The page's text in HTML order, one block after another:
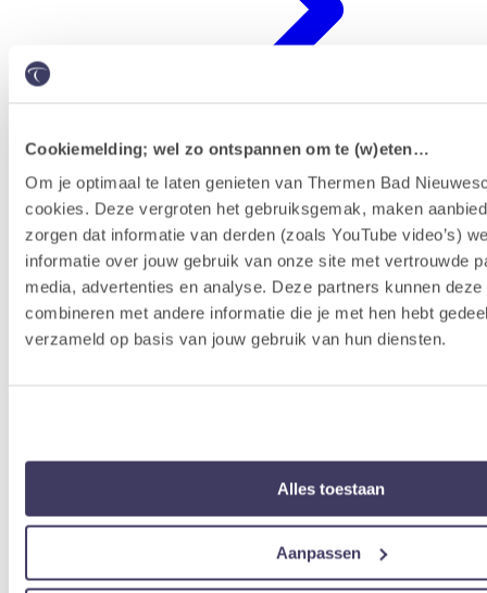
Cookiemelding; wel zo ontspannen om te (w)eten…
Om je optimaal te laten genieten van Thermen Bad
cookies. Deze vergroten het gebruiksgemak, maken
zorgen dat informatie van derden (zoals YouTube video’s)
informatie over jouw gebruik van onze site met vertrouwde
media, advertenties en analyse. Deze partners kunnen deze
combineren met andere informatie die je met hen hebt
verzameld op basis van jouw gebruik van hun diensten.
Alles toestaan
Aanpassen
Erlebnisprogramm